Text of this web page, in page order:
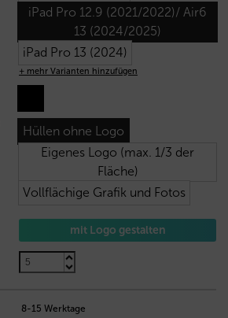
iPad Pro 12.9 (2021/2022)/ Air6
13 (2024/2025)
iPad Pro 13 (2024)
+ mehr Varianten hinzufügen
Hüllen ohne Logo
Eigenes Logo (max. 1/3 der
Fläche)
Vollflächige Grafik und Fotos
16,10
mit Logo gestalten
8-15 Werktage